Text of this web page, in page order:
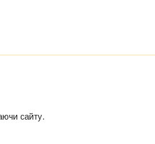
сайту.